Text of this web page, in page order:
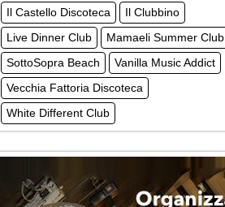
Il Castello Discoteca
Il Clubbino
Live Dinner Club
Mamaeli Summer Club
SottoSopra Beach
Vanilla Music Addict
Vecchia Fattoria Discoteca
White Different Club